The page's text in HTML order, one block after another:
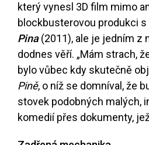
který vynesl 3D film mimo
blockbusterovou produkci
Pina(2011), ale je jedním z
dodnes věří. „Mám strach,
bylo vůbec kdy skutečně
Pině, o níž se domníval, že
stovek podobných malých,
komedií přes dokumenty,